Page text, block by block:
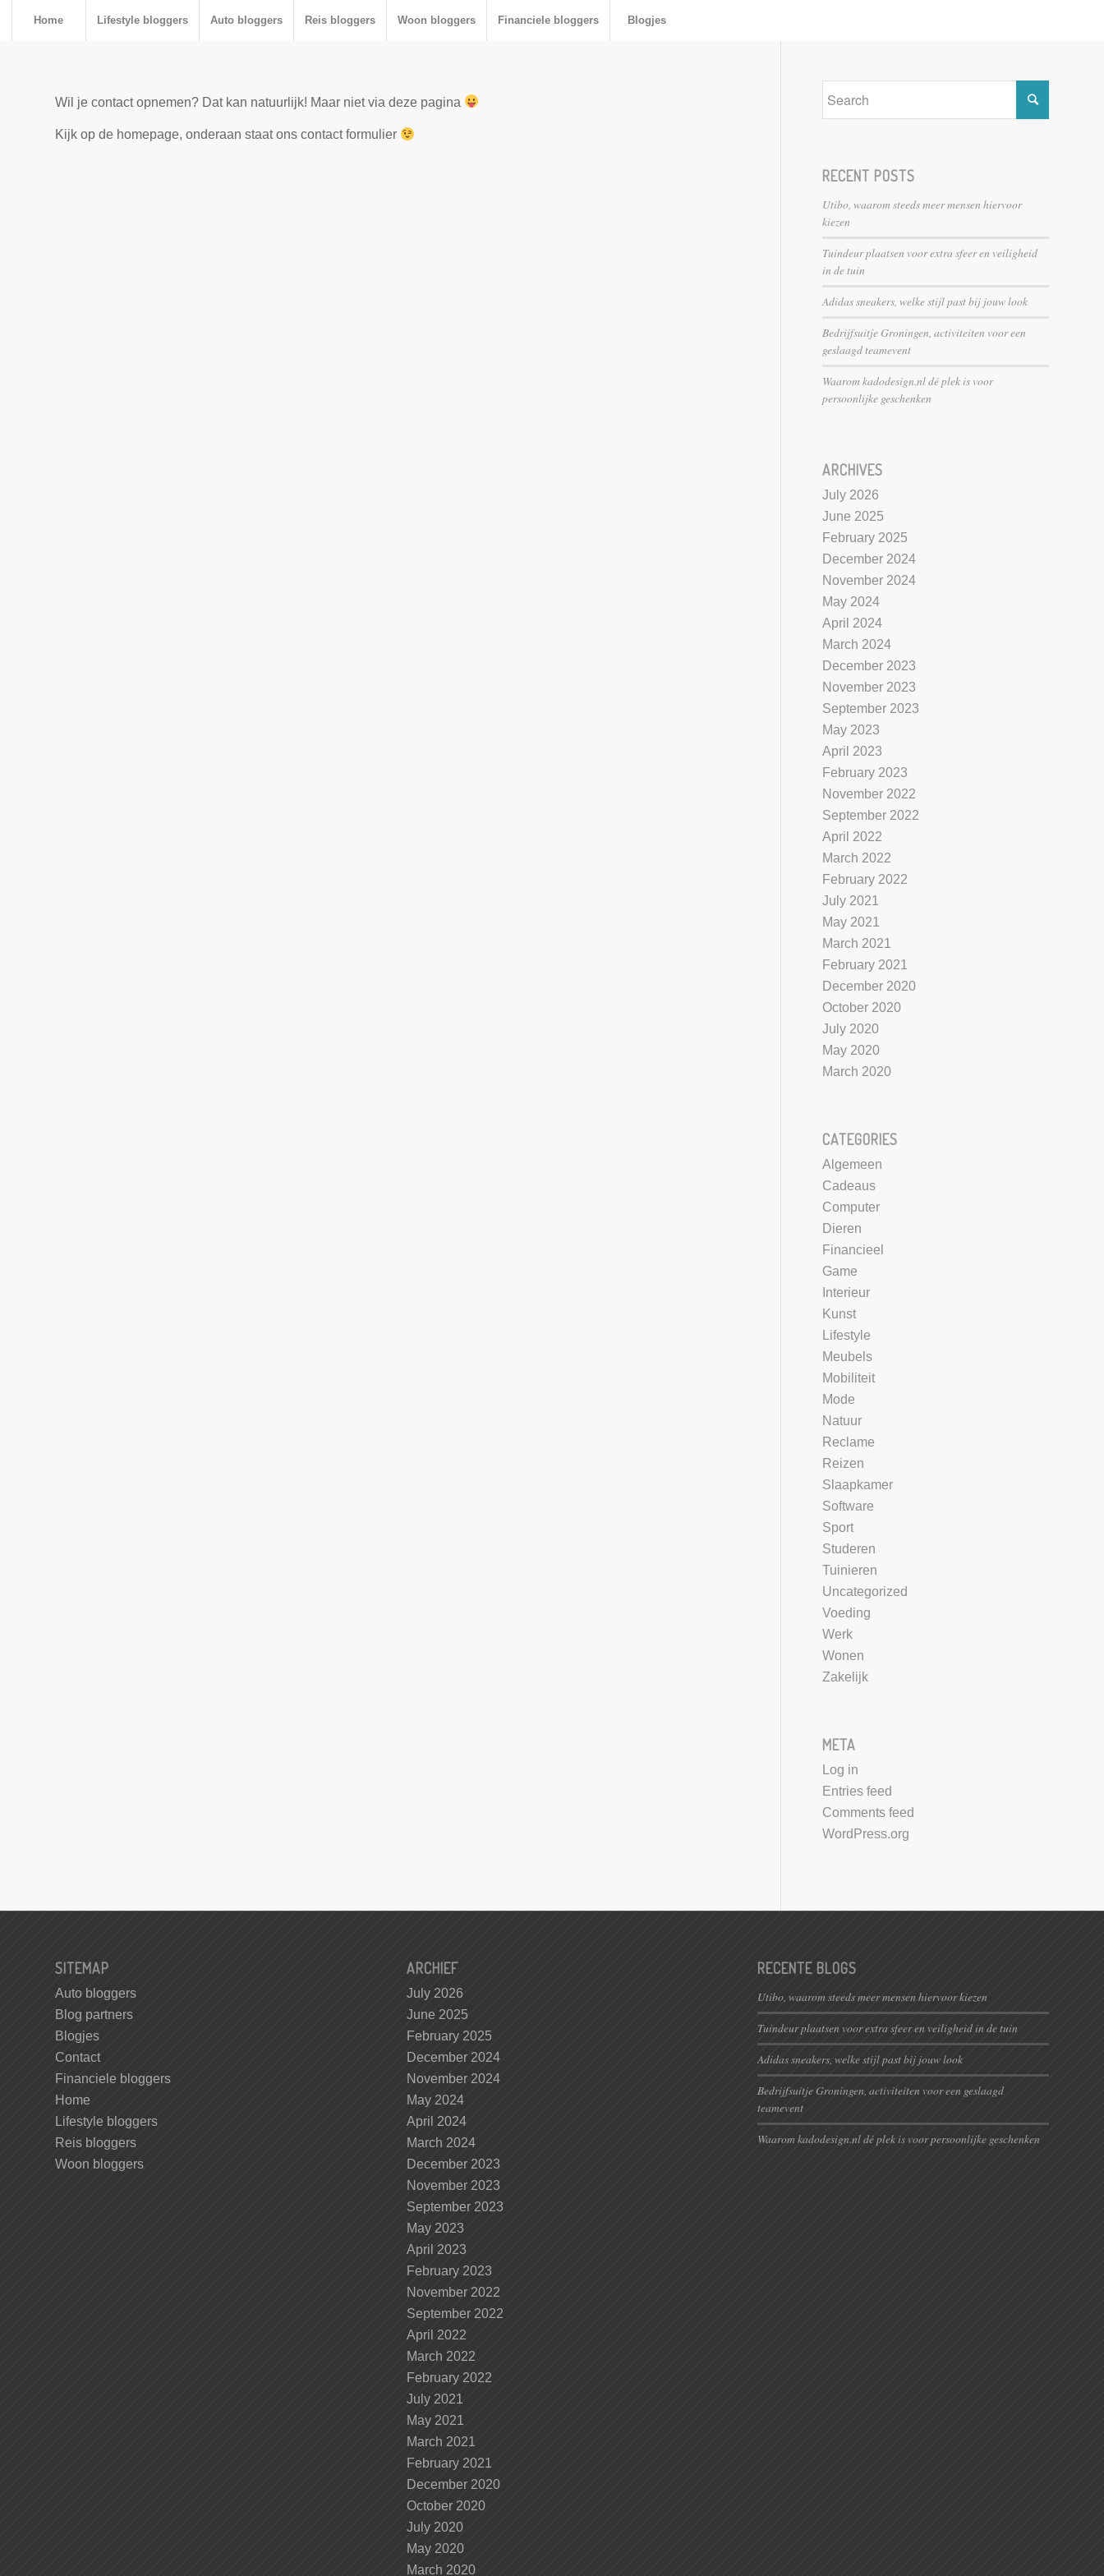
Home Lifestyle bloggers Auto bloggers Reis bloggers Woon bloggers Financiele bloggers Blogjes
Wil je contact opnemen? Dat kan natuurlijk! Maar niet via deze pagina
Kijk op de homepage, onderaan staat ons contact formulier
RECENT POSTS
Utibo, waarom steeds meer mensen hiervoor
kiezen
Tuindeur plaatsen voor extra sfeer en veiligheid
in de tuin
Adidas sneakers, welke stijl past bij jouw look
Bedrijfsuitje Groningen, activiteiten voor een
geslaagd teamevent
Waarom kadodesign.nl dé plek is voor
persoonlijke geschenken
ARCHIVES
July 2026
June 2025
February 2025
December 2024
November 2024
May 2024
April 2024
March 2024
December 2023
November 2023
September 2023
May 2023
April 2023
February 2023
November 2022
September 2022
April 2022
March 2022
February 2022
July 2021
May 2021
March 2021
February 2021
December 2020
October 2020
July 2020
May 2020
March 2020
CATEGORIES
Algemeen
Cadeaus
Computer
Dieren
Financieel
Game
Interieur
Kunst
Lifestyle
Meubels
Mobiliteit
Mode
Natuur
Reclame
Reizen
Slaapkamer
Software
Sport
Studeren
Tuinieren
Uncategorized
Voeding
Werk
Wonen
Zakelijk
META
Log in
Entries feed
Comments feed
WordPress.org
SITEMAP
Auto bloggers
Blog partners
Blogjes
Contact
Financiele bloggers
Home
Lifestyle bloggers
Reis bloggers
Woon bloggers
ARCHIEF
July 2026
June 2025
February 2025
December 2024
November 2024
May 2024
April 2024
March 2024
December 2023
November 2023
September 2023
May 2023
April 2023
February 2023
November 2022
September 2022
April 2022
March 2022
February 2022
July 2021
May 2021
March 2021
February 2021
December 2020
October 2020
July 2020
May 2020
March 2020
RECENTE BLOGS
Utibo, waarom steeds meer mensen hiervoor kiezen
Tuindeur plaatsen voor extra sfeer en veiligheid in de tuin
Adidas sneakers, welke stijl past bij jouw look
Bedrijfsuitje Groningen, activiteiten voor een geslaagd
teamevent
Waarom kadodesign.nl dé plek is voor persoonlijke geschenken